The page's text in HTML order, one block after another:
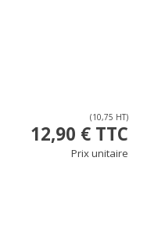
(10,75 HT)
12,90 € TTC
Prix unitaire